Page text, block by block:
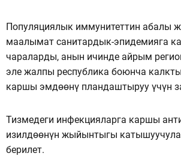
Популяциялык иммунитеттин абалы
маалымат санитардык-эпидемияга
чараларды, анын ичинде айрым
эле жалпы республика боюнча
каршы эмдөөнү пландаштыруу үчүн
Тизмедеги инфекцияларга каршы
изилдөөнүн жыйынтыгы
берилет.